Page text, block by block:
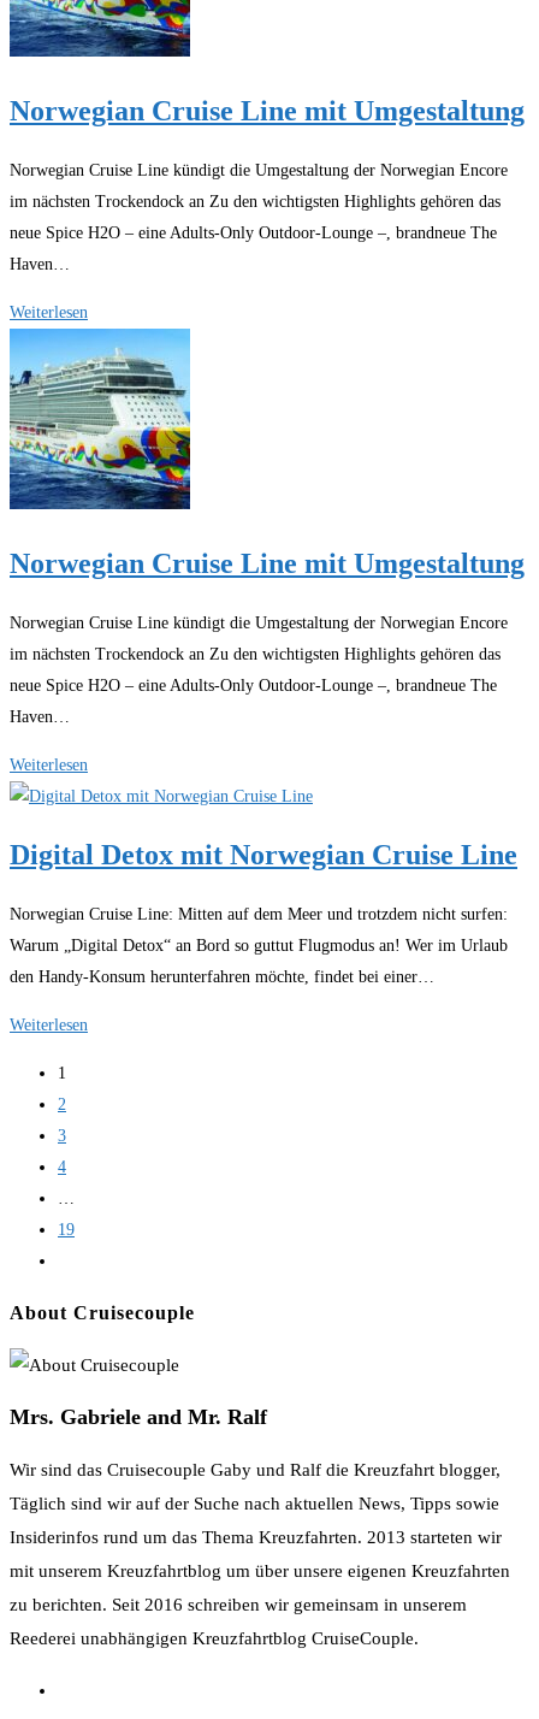
Norwegian Cruise Line mit Umgestaltung
Norwegian Cruise Line kündigt die Umgestaltung der Norwegian Encore
im nächsten Trockendock an Zu den wichtigsten Highlights gehören das
neue Spice H2O – eine Adults-Only Outdoor-Lounge –, brandneue The
Haven…
Weiterlesen
Cruise
Line
mit
Umgestaltung
Norwegian Cruise Line mit Umgestaltung
Norwegian Cruise Line kündigt die Umgestaltung der Norwegian Encore
im nächsten Trockendock an Zu den wichtigsten Highlights gehören das
neue Spice H2O – eine Adults-Only Outdoor-Lounge –, brandneue The
Haven…
Weiterlesen
Cruise
Digital Detox mit Norwegian Cruise Line
Norwegian Cruise Line: Mitten auf dem Meer und trotzdem nicht surfen:
Warum „Digital Detox“ an Bord so guttut Flugmodus an! Wer im Urlaub
den Handy-Konsum herunterfahren möchte, findet bei einer…
Weiterlesen
1
2
3
4
…
19
Seite
About Cruisecouple
Mrs. Gabriele and Mr. Ralf
Wir sind das Cruisecouple Gaby und Ralf die Kreuzfahrt blogger,
Täglich sind wir auf der Suche nach aktuellen News, Tipps sowie
Insiderinfos rund um das Thema Kreuzfahrten. 2013 starteten wir
mit unserem Kreuzfahrtblog um über unsere eigenen Kreuzfahrten
zu berichten. Seit 2016 schreiben wir gemeinsam in unserem
Reederei unabhängigen Kreuzfahrtblog CruiseCouple.